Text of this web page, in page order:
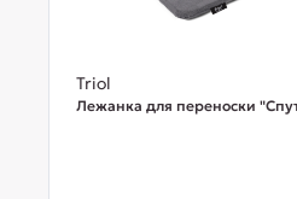
Triol
Лежанка для переноски